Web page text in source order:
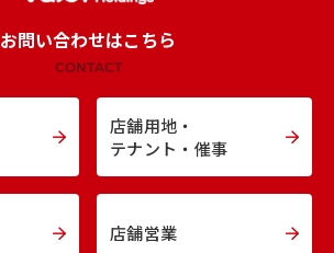
お問い合わせはこちら
CONTACT
店舗用地・
テナント・催事
店舗営業